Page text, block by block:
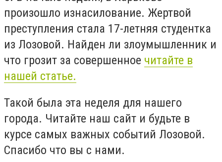
произошло изнасилование. Жертвой
преступления стала 17-летняя студентка
из Лозовой. Найден ли злоумышленник и
что грозит за совершенное читайте в
нашей статье.
Такой была эта неделя для нашего
города. Читайте наш сайт и будьте в
курсе самых важных событий Лозовой.
Спасибо что вы с нами.